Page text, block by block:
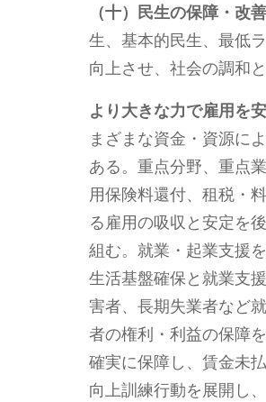
（十）民生の保障・
生、基本的民生、最低
向上させ、社会の調和
より大きな力で雇用を
まざまな資金・資源に
ある。重点分野、重点
用保険料還付、租税・
る雇用の吸収と安定を
組む。就業・起業支援
生活基盤確保と就業支
害者、長期失業者など
者の権利・利益の保障
確実に保障し、賃金未
向上訓練行動を展開し